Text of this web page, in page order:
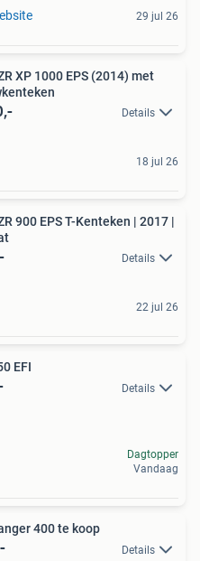
29 jul 26
XP 1000 EPS (2014) met
Details
18 jul 26
900 EPS T-Kenteken | 2017 |
Details
22 jul 26
EFI
Details
Dagtopper
Vandaag
400 te koop
Details